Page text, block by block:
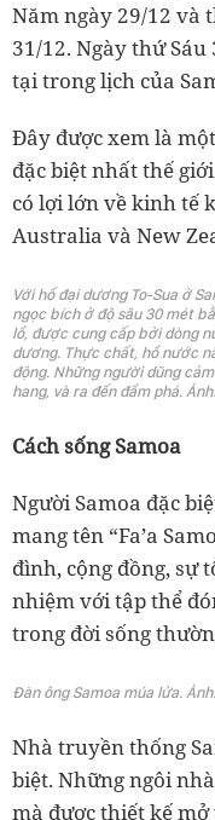
Năm ngày 29/12 và
31/12. Ngày thứ
tại trong lịch của
Đây được xem là
đặc biệt nhất thế
có lợi lớn về kinh tế
Australia và New
Với hố đại dương To-Sua ở
ngọc bích ở độ sâu 30 mét
lồ, được cung cấp bởi dòng
dương. Thực chất, hồ nước
động. Những người dũng
hang, và ra đến đầm phá.
Cách sống Samoa
Người Samoa đặc
mang tên “Fa’a
đình, cộng đồng, sự
nhiệm với tập thể
trong đời sống
Đàn ông Samoa múa lửa.
Nhà truyền thống
biệt. Những ngôi
mà được thiết kế mở